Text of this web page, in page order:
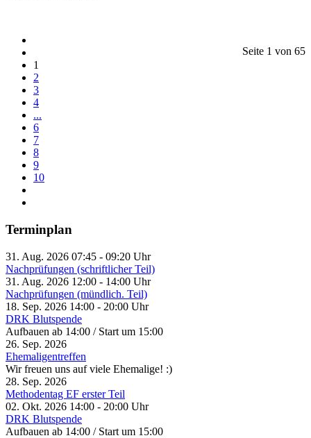
Seite 1 von 65
1
2
3
4
...
6
7
8
9
10
Terminplan
31. Aug. 2026 07:45 - 09:20 Uhr
Nachprüfungen (schriftlicher Teil)
31. Aug. 2026 12:00 - 14:00 Uhr
Nachprüfungen (mündlich. Teil)
18. Sep. 2026 14:00 - 20:00 Uhr
DRK Blutspende
Aufbauen ab 14:00 / Start um 15:00
26. Sep. 2026
Ehemaligentreffen
Wir freuen uns auf viele Ehemalige! :)
28. Sep. 2026
Methodentag EF erster Teil
02. Okt. 2026 14:00 - 20:00 Uhr
DRK Blutspende
Aufbauen ab 14:00 / Start um 15:00